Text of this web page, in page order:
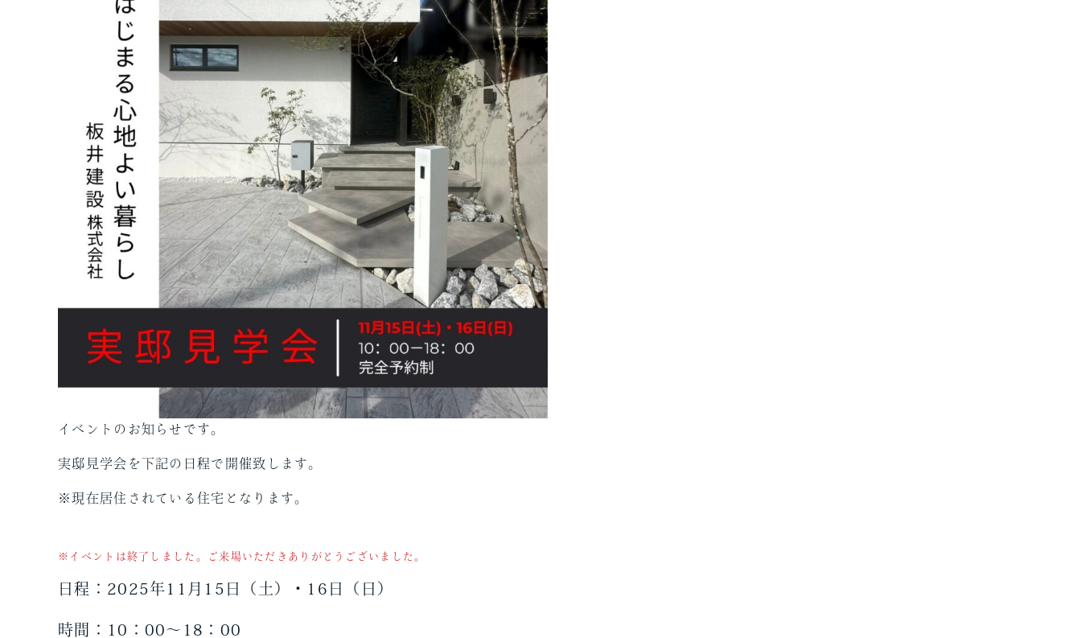
イベントのお知らせです。
実邸見学会を下記の日程で開催致します。
※現在居住されている住宅となります。
※イベントは終了しました。ご来場いただきありがとうございました。
日程：2025年11月15日（土）・16日（日）
時間：10：00～18：00